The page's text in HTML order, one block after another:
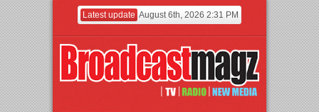
Latest update August 6th, 2026 2:31 PM